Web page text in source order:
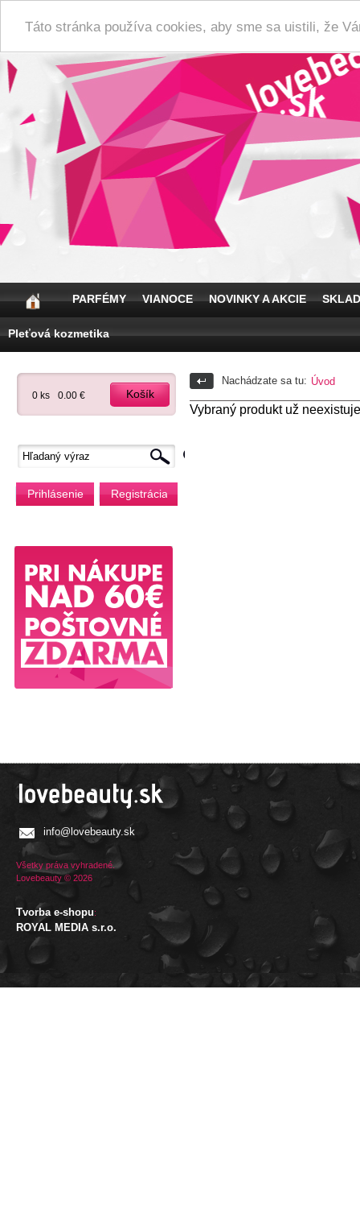
Táto stránka používa cookies, aby sme sa uistili, že
PARFÉMY VIANOCE NOVINKY A AKCIE
Pleťová kozmetika
0 ks 0.00 € Košík
Prihlásenie Registrácia
Nachádzate sa tu: Úvod
Vybraný produkt už
info@lovebeauty.sk
Všetky práva vyhradené.
Lovebeauty © 2026
Tvorba e-shopu:
ROYAL MEDIA s.r.o.